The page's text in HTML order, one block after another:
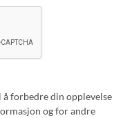
forbedre din opplevelse
og for andre